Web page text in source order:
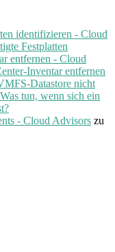
identifizieren - Cloud
Festplatten
entfernen - Cloud
Inventar entfernen
Datastore nicht
Was tun, wenn sich ein
- Cloud Advisors zu